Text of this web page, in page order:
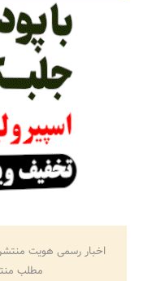
اخبار رسمی هویت
مطلب